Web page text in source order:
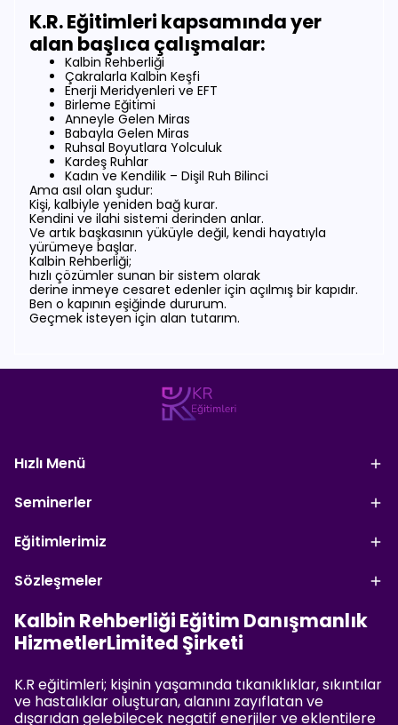
K.R. Eğitimleri kapsamında yer
alan başlıca çalışmalar:
Kalbin Rehberliği
Çakralarla Kalbin Keşfi
Enerji Meridyenleri ve EFT
Birleme Eğitimi
Anneyle Gelen Miras
Babayla Gelen Miras
Ruhsal Boyutlara Yolculuk
Kardeş Ruhlar
Kadın ve Kendilik – Dişil Ruh Bilinci
Ama asıl olan şudur:
Kişi, kalbiyle yeniden bağ kurar.
Kendini ve ilahi sistemi derinden anlar.
Ve artık başkasının yüküyle değil, kendi hayatıyla
yürümeye başlar.
Kalbin Rehberliği;
hızlı çözümler sunan bir sistem olarak
derine inmeye cesaret edenler için açılmış bir kapıdır.
Ben o kapının eşiğinde dururum.
Geçmek isteyen için alan tutarım.
Hızlı Menü
Seminerler
Eğitimlerimiz
Sözleşmeler
Kalbin Rehberliği Eğitim Danışmanlık
HizmetlerLimited Şirketi
K.R eğitimleri; kişinin yaşamında tıkanıklıklar, sıkıntılar
ve hastalıklar oluşturan, alanını zayıflatan ve
dışarıdan gelebilecek negatif enerjiler ve eklentilere